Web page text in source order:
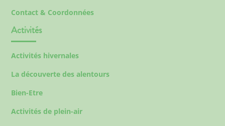
Contact & Coordonnées
Activités
Activités hivernales
La découverte des alentours
Bien-Etre
Activités de plein-air